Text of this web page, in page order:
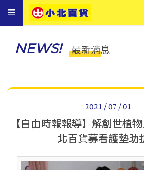
Toggle
navigation
NEWS! 最新消息
2021 / 07 / 01
【自由時報報導】解創世植
北百貨募看護墊助